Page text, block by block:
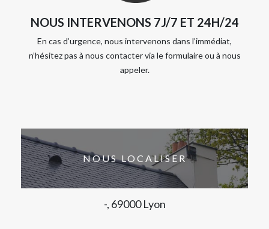
NOUS INTERVENONS 7J/7 ET 24H/24
En cas d’urgence, nous intervenons dans l’immédiat,
n’hésitez pas à nous contacter via le formulaire ou à nous
appeler.
NOUS LOCALISER
-, 69000 Lyon